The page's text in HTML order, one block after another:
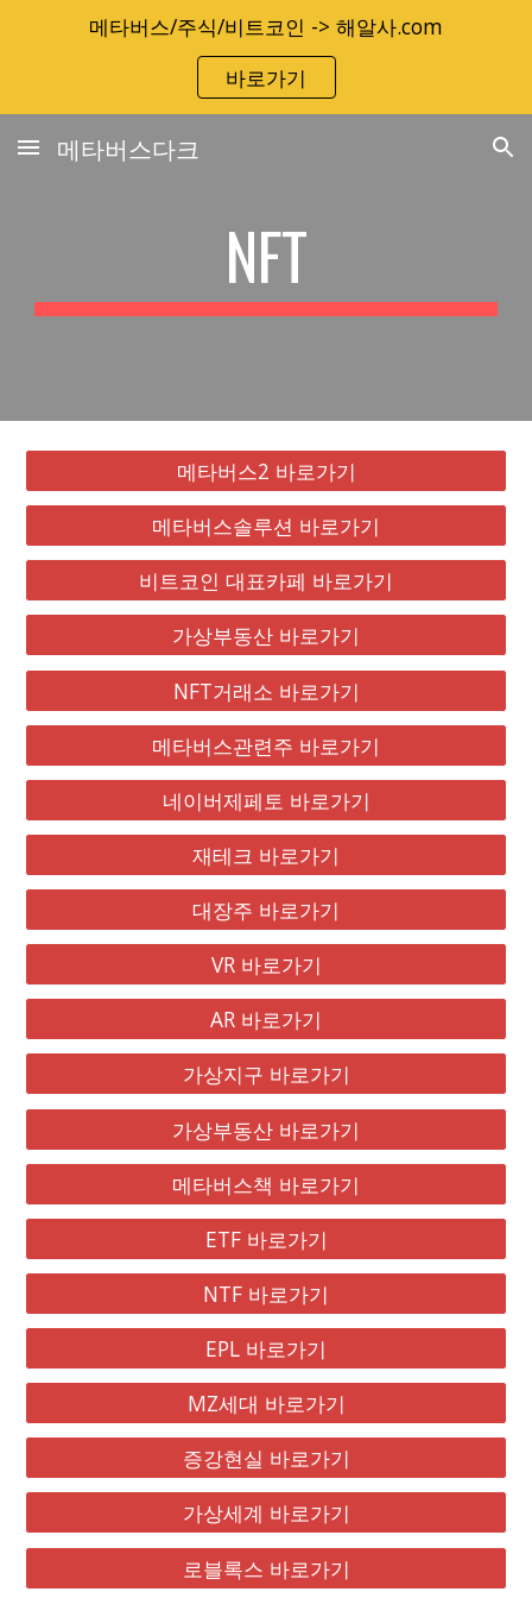
Skip to main content Skip to navigation
메타버스/주식/비트코인 -> 해알사.com
바로가기
메타버스다크
NFT
메타버스2 바로가기
메타버스솔루션 바로가기
비트코인 대표카페 바로가기
가상부동산 바로가기
NFT거래소 바로가기
메타버스관련주 바로가기
네이버제페토 바로가기
재테크 바로가기
대장주 바로가기
VR 바로가기
AR 바로가기
가상지구 바로가기
가상부동산 바로가기
메타버스책 바로가기
ETF 바로가기
NTF 바로가기
EPL 바로가기
MZ세대 바로가기
증강현실 바로가기
가상세계 바로가기
로블록스 바로가기